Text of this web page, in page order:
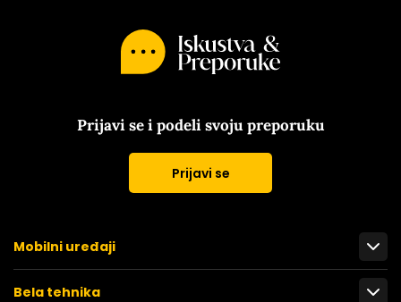
Prijavi se i podeli svoju preporuku
Prijavi se
Mobilni uređaji
Bela tehnika